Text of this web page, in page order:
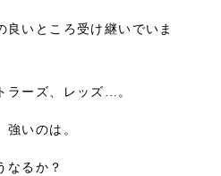
良いところ受け継いでいま
ラーズ、レッズ…。
いのは。
なるか？